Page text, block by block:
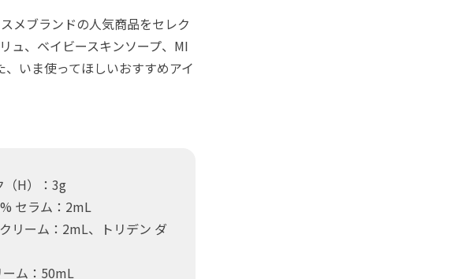
メブランドの人気商品をセレク
ュ、ベイビースキンソープ、MI
いま使ってほしいおすすめアイ
（H）：3g
セラム：2mL
リーム：2mL、トリデン ダ
ーム：50mL